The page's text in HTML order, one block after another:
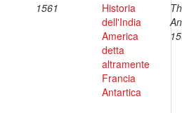
1561
Historia
dell'India
America
detta
altramente
Francia
Antartica